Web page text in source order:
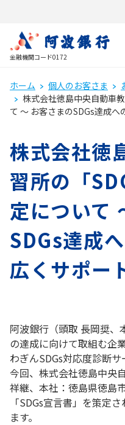
金融機関コード0172
ホーム 個人のお客さま
株式会社徳島中央自動車
て ～ お客さまのSDGs達成
株式会社徳
習所の「
定について
SDGs達成
広くサポー
阿波銀行（頭取 長岡奨、
の達成に向けて取組む企
わぎんSDGs対応度診断サ
今回、株式会社徳島中央
祥継、本社：徳島県徳島
「SDGs宣言書」を策定
ます。